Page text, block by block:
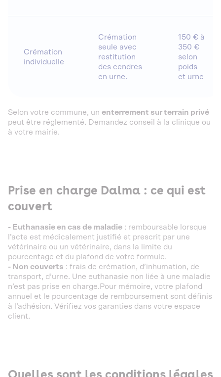
Crémation
individuelle
Crémation
seule avec
restitution
des cendres
en urne.
150 € à
350 €
selon
poids
et urne
Selon votre commune, un enterrement sur terrain privé
peut être réglementé. Demandez conseil à la clinique ou
à votre mairie.
Prise en charge Dalma : ce qui est
couvert
- Euthanasie en cas de maladie : remboursable lorsque
l’acte est médicalement justifié et prescrit par une
vétérinaire ou un vétérinaire, dans la limite du
pourcentage et du plafond de votre formule.
- Non couverts : frais de crémation, d’inhumation, de
transport, d’urne. Une euthanasie non liée à une maladie
n’est pas prise en charge.Pour mémoire, votre plafond
annuel et le pourcentage de remboursement sont définis
à l’adhésion. Vérifiez vos garanties dans votre espace
client.